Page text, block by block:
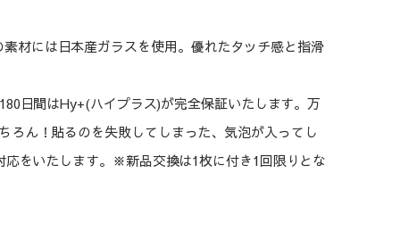
材には日本産ガラスを使用。優れたタッチ感と指滑
日間はHy+(ハイプラス)が完全保証いたします。万
ろん！貼るのを失敗してしまった、気泡が入ってし
をいたします。※新品交換は1枚に付き1回限りとな